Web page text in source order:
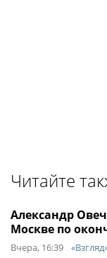
Читайте
Александр
Москве по
Вчера, 16:39